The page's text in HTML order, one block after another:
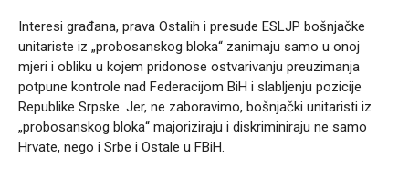
Interesi građana, prava Ostalih i presude ESLJP bošnjačke
unitariste iz „probosanskog bloka“ zanimaju samo u onoj
mjeri i obliku u kojem pridonose ostvarivanju preuzimanja
potpune kontrole nad Federacijom BiH i slabljenju pozicije
Republike Srpske. Jer, ne zaboravimo, bošnjački unitaristi iz
„probosanskog bloka“ majoriziraju i diskriminiraju ne samo
Hrvate, nego i Srbe i Ostale u FBiH.